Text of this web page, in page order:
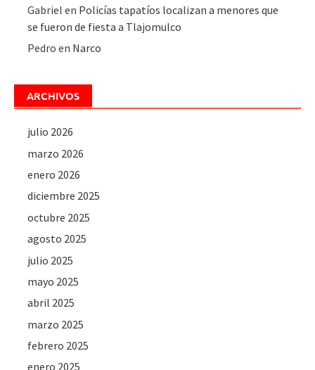
Gabriel en Policías tapatíos localizan a menores que
se fueron de fiesta a Tlajomulco
Pedro en Narco
ARCHIVOS
julio 2026
marzo 2026
enero 2026
diciembre 2025
octubre 2025
agosto 2025
julio 2025
mayo 2025
abril 2025
marzo 2025
febrero 2025
enero 2025